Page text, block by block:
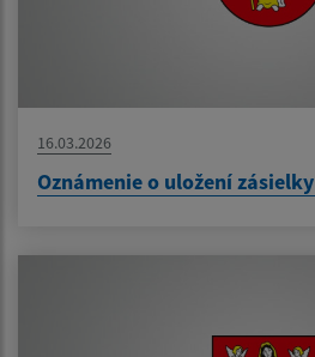
16.03.2026
Oznámenie o uložení zásielky